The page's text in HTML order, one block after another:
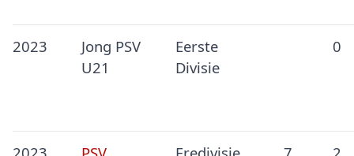
2023
Jong PSV
U21
Eerste
Divisie
0